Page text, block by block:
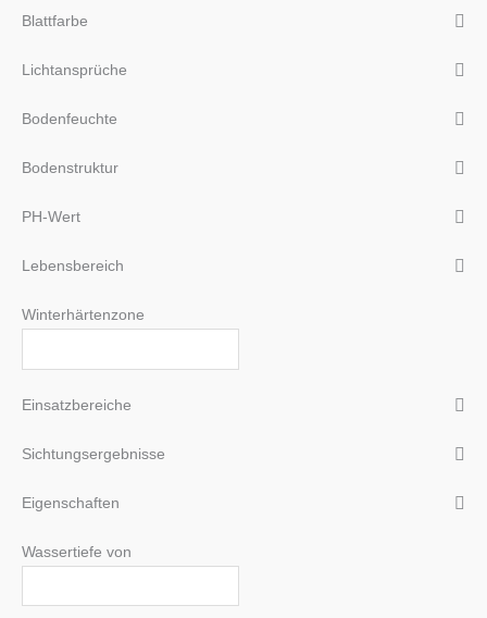
Blattfarbe
Lichtansprüche
Bodenfeuchte
Bodenstruktur
PH-Wert
Lebensbereich
Winterhärtenzone
Einsatzbereiche
Sichtungsergebnisse
Eigenschaften
Wassertiefe von